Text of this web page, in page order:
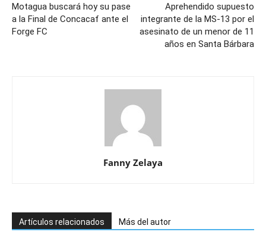
Motagua buscará hoy su pase
a la Final de Concacaf ante el
Forge FC
Aprehendido supuesto
integrante de la MS-13 por el
asesinato de un menor de 11
años en Santa Bárbara
Fanny Zelaya
Artículos relacionados Más del autor